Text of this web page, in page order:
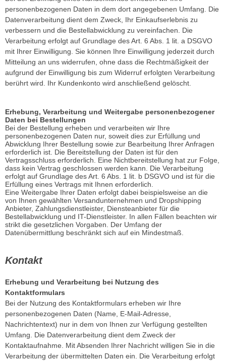
personenbezogenen Daten in dem dort angegebenen Umfang. Die
Datenverarbeitung dient dem Zweck, Ihr Einkaufserlebnis zu
verbessern und die Bestellabwicklung zu vereinfachen. Die
Verarbeitung erfolgt auf Grundlage des Art. 6 Abs. 1 lit. a DSGVO
mit Ihrer Einwilligung. Sie können Ihre Einwilligung jederzeit durch
Mitteilung an uns widerrufen, ohne dass die Rechtmäßigkeit der
aufgrund der Einwilligung bis zum Widerruf erfolgten Verarbeitung
berührt wird. Ihr Kundenkonto wird anschließend gelöscht.
Erhebung, Verarbeitung und Weitergabe personenbezogener
Daten bei Bestellungen
Bei der Bestellung erheben und verarbeiten wir Ihre
personenbezogenen Daten nur, soweit dies zur Erfüllung und
Abwicklung Ihrer Bestellung sowie zur Bearbeitung Ihrer Anfragen
erforderlich ist. Die Bereitstellung der Daten ist für den
Vertragsschluss erforderlich. Eine Nichtbereitstellung hat zur Folge,
dass kein Vertrag geschlossen werden kann. Die Verarbeitung
erfolgt auf Grundlage des Art. 6 Abs. 1 lit. b DSGVO und ist für die
Erfüllung eines Vertrags mit Ihnen erforderlich.
Eine Weitergabe Ihrer Daten erfolgt dabei beispielsweise an die
von Ihnen gewählten Versandunternehmen und Dropshipping
Anbieter, Zahlungsdienstleister, Diensteanbieter für die
Bestellabwicklung und IT-Dienstleister. In allen Fällen beachten wir
strikt die gesetzlichen Vorgaben. Der Umfang der
Datenübermittlung beschränkt sich auf ein Mindestmaß.
Kontakt
Erhebung und Verarbeitung bei Nutzung des
Kontaktformulars
Bei der Nutzung des Kontaktformulars erheben wir Ihre
personenbezogenen Daten (Name, E-Mail-Adresse,
Nachrichtentext) nur in dem von Ihnen zur Verfügung gestellten
Umfang. Die Datenverarbeitung dient dem Zweck der
Kontaktaufnahme. Mit Absenden Ihrer Nachricht willigen Sie in die
Verarbeitung der übermittelten Daten ein. Die Verarbeitung erfolgt